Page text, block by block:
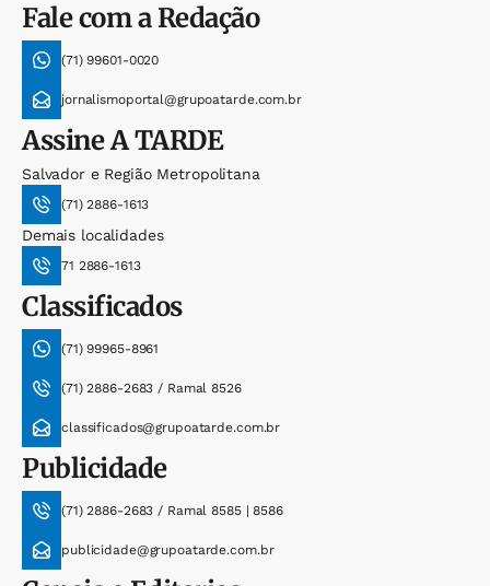
Fale com a Redação
(71) 99601-0020
jornalismoportal@grupoatarde.com.br
AssineA TARDE
Salvador e Região Metropolitana
(71) 2886-1613
Demais localidades
71 2886-1613
Classificados
(71) 99965-8961
(71) 2886-2683 / Ramal 8526
classificados@grupoatarde.com.br
Publicidade
(71) 2886-2683 / Ramal 8585 | 8586
publicidade@grupoatarde.com.br